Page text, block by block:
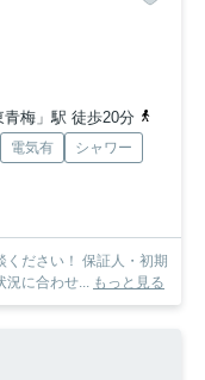
青梅」駅 徒歩20分
電気有
シャワー
保証人・初期
に合わせ...
もっと見る